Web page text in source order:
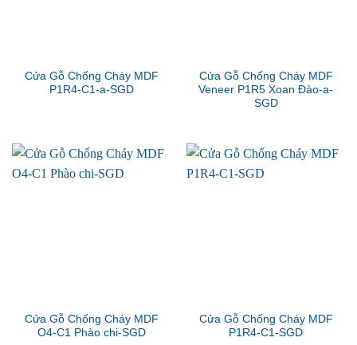
Cửa Gỗ Chống Cháy MDF
P1R4-C1-a-SGD
Cửa Gỗ Chống Cháy MDF
Veneer P1R5 Xoan Đào-a-
SGD
Cửa Gỗ Chống Cháy MDF
O4-C1 Phào chi-SGD
Cửa Gỗ Chống Cháy MDF
P1R4-C1-SGD